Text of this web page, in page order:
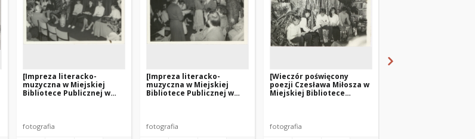
[Impreza literacko-
muzyczna w Miejskiej
Bibliotece Publicznej w
fotografia
[Impreza literacko-
muzyczna w Miejskiej
Bibliotece Publicznej w
fotografia
[Wieczór poświęcony
poezji Czesława Miłosza w
Miejskiej Bibliotece
fotografia